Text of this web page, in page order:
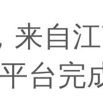
自江
台完